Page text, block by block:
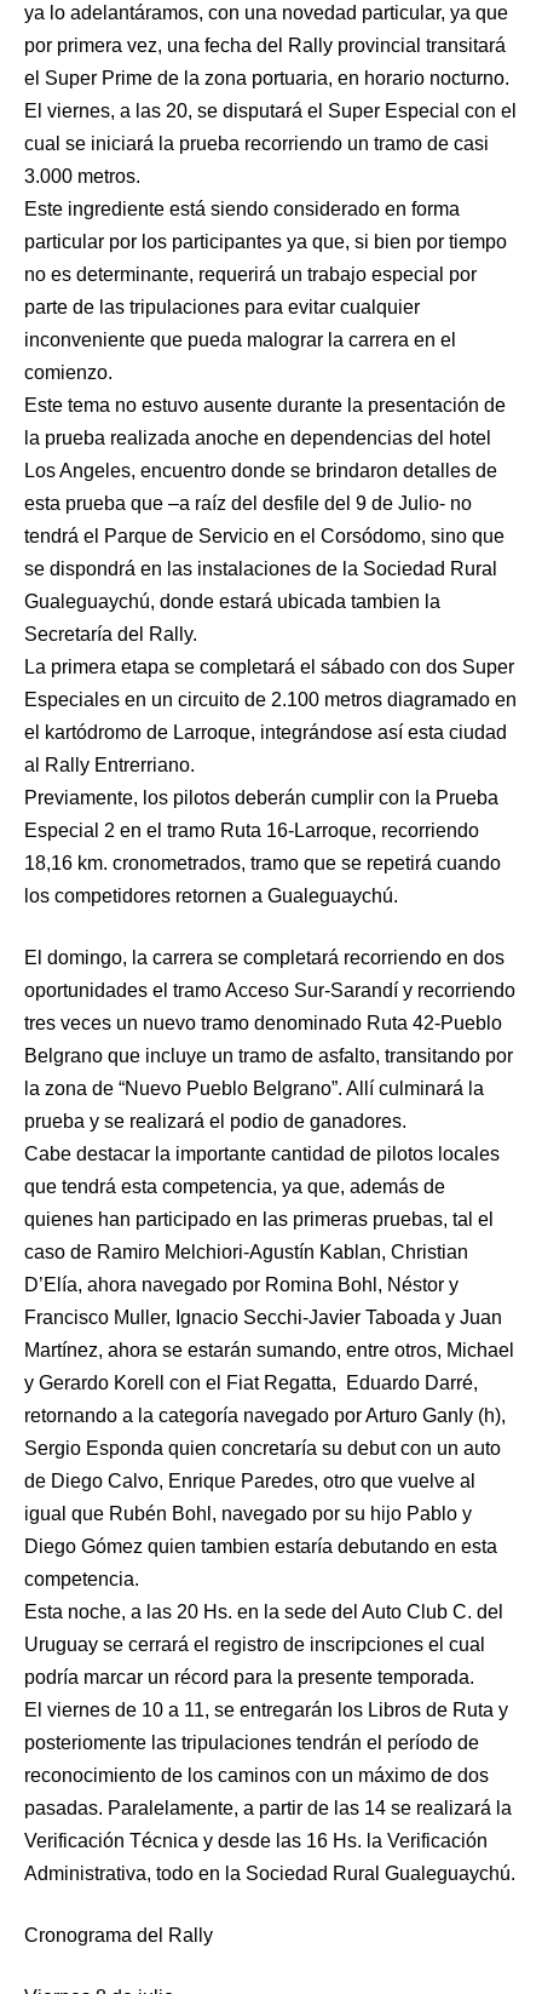
ya lo adelantáramos, con una novedad particular, ya que
por primera vez, una fecha del Rally provincial transitará
el Super Prime de la zona portuaria, en horario nocturno.
El viernes, a las 20, se disputará el Super Especial con el
cual se iniciará la prueba recorriendo un tramo de casi
3.000 metros.
Este ingrediente está siendo considerado en forma
particular por los participantes ya que, si bien por tiempo
no es determinante, requerirá un trabajo especial por
parte de las tripulaciones para evitar cualquier
inconveniente que pueda malograr la carrera en el
comienzo.
Este tema no estuvo ausente durante la presentación de
la prueba realizada anoche en dependencias del hotel
Los Angeles, encuentro donde se brindaron detalles de
esta prueba que –a raíz del desfile del 9 de Julio- no
tendrá el Parque de Servicio en el Corsódomo, sino que
se dispondrá en las instalaciones de la Sociedad Rural
Gualeguaychú, donde estará ubicada tambien la
Secretaría del Rally.
La primera etapa se completará el sábado con dos Super
Especiales en un circuito de 2.100 metros diagramado en
el kartódromo de Larroque, integrándose así esta ciudad
al Rally Entrerriano.
Previamente, los pilotos deberán cumplir con la Prueba
Especial 2 en el tramo Ruta 16-Larroque, recorriendo
18,16 km. cronometrados, tramo que se repetirá cuando
los competidores retornen a Gualeguaychú.
El domingo, la carrera se completará recorriendo en dos
oportunidades el tramo Acceso Sur-Sarandí y recorriendo
tres veces un nuevo tramo denominado Ruta 42-Pueblo
Belgrano que incluye un tramo de asfalto, transitando por
la zona de “Nuevo Pueblo Belgrano”. Allí culminará la
prueba y se realizará el podio de ganadores.
Cabe destacar la importante cantidad de pilotos locales
que tendrá esta competencia, ya que, además de
quienes han participado en las primeras pruebas, tal el
caso de Ramiro Melchiori-Agustín Kablan, Christian
D’Elía, ahora navegado por Romina Bohl, Néstor y
Francisco Muller, Ignacio Secchi-Javier Taboada y Juan
Martínez, ahora se estarán sumando, entre otros, Michael
y Gerardo Korell con el Fiat Regatta, Eduardo Darré,
retornando a la categoría navegado por Arturo Ganly (h),
Sergio Esponda quien concretaría su debut con un auto
de Diego Calvo, Enrique Paredes, otro que vuelve al
igual que Rubén Bohl, navegado por su hijo Pablo y
Diego Gómez quien tambien estaría debutando en esta
competencia.
Esta noche, a las 20 Hs. en la sede del Auto Club C. del
Uruguay se cerrará el registro de inscripciones el cual
podría marcar un récord para la presente temporada.
El viernes de 10 a 11, se entregarán los Libros de Ruta y
posteriomente las tripulaciones tendrán el período de
reconocimiento de los caminos con un máximo de dos
pasadas. Paralelamente, a partir de las 14 se realizará la
Verificación Técnica y desde las 16 Hs. la Verificación
Administrativa, todo en la Sociedad Rural Gualeguaychú.
Cronograma del Rally